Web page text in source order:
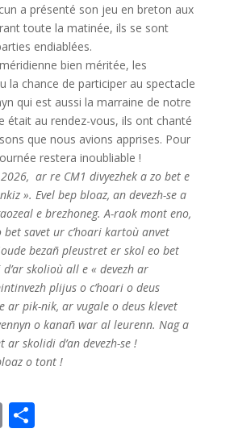
a présenté son jeu en breton aux
toute la matinée, ils se sont
endiablées.
bien méritée, les
la chance de participer au spectacle
qui est aussi la marraine de notre
était au rendez-vous, ils ont chanté
que nous avions apprises. Pour
restera inoubliable !
ar re CM1 divyezhek a zo bet e
». Evel bep bloaz, an devezh-se a
e brezhoneg. A-raok mont eno,
bet savet ur c’hoari kartoù anvet
bezañ pleustret er skol eo bet
skolioù all e « devezh ar
plijus o c’hoari o deus
ar pik-nik, ar vugale o deus klevet
o kanañ war al leurenn. Nag a
skolidi d’an devezh-se !
o tont !
E P